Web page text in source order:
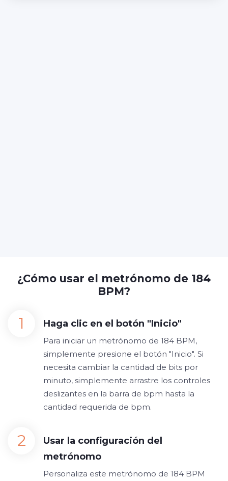
¿Cómo usar el metrónomo de 184
BPM?
Haga clic en el botón "Inicio"
Para iniciar un metrónomo de 184 BPM,
simplemente presione el botón "Inicio". Si
necesita cambiar la cantidad de bits por
minuto, simplemente arrastre los controles
deslizantes en la barra de bpm hasta la
cantidad requerida de bpm.
Usar la configuración del
metrónomo
Personaliza este metrónomo de 184 BPM